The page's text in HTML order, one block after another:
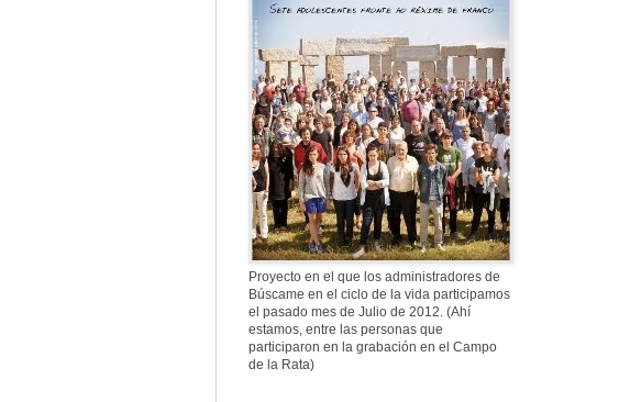
577. Nos fusilaron
fusilaron mal
307. Vuestros
nombres no se han
borrado en la
Historia
Proyecto en el que los administradores de
Búscame en el ciclo de la vida participamos
el pasado mes de Julio de 2012. (Ahí
estamos, entre las personas que
participaron en la grabación en el Campo
de la Rata)